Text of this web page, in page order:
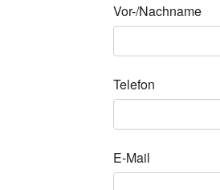
Vor-/Nachname
Telefon
E-Mail